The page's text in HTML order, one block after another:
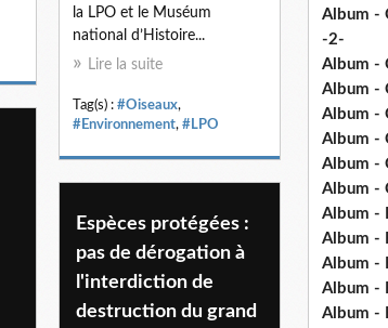
la LPO et le Muséum
national d’Histoire...
Lire la suite
Tag(s) : #Oiseaux,
#Environnement, #LPO
Espèces protégées :
pas de dérogation à
l'interdiction de
destruction du grand
Album -
-2-
Album -
Album -
Album -
Album -
Album -
Album -
Album -
Album -
Album -
Album -
Album -